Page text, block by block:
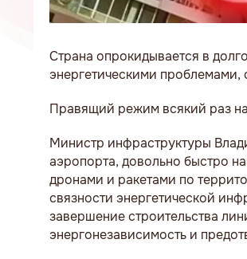
Страна опрокидывается в
энергетическими проблемами,
Правящий режим всякий раз
Министр инфраструктуры
аэропорта, довольно быстро
дронами и ракетами по
связности энергетической
завершение строительства
энергонезависимость и